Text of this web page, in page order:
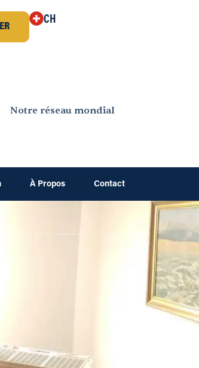
CH
Notre réseau mondial
À Propos Contact